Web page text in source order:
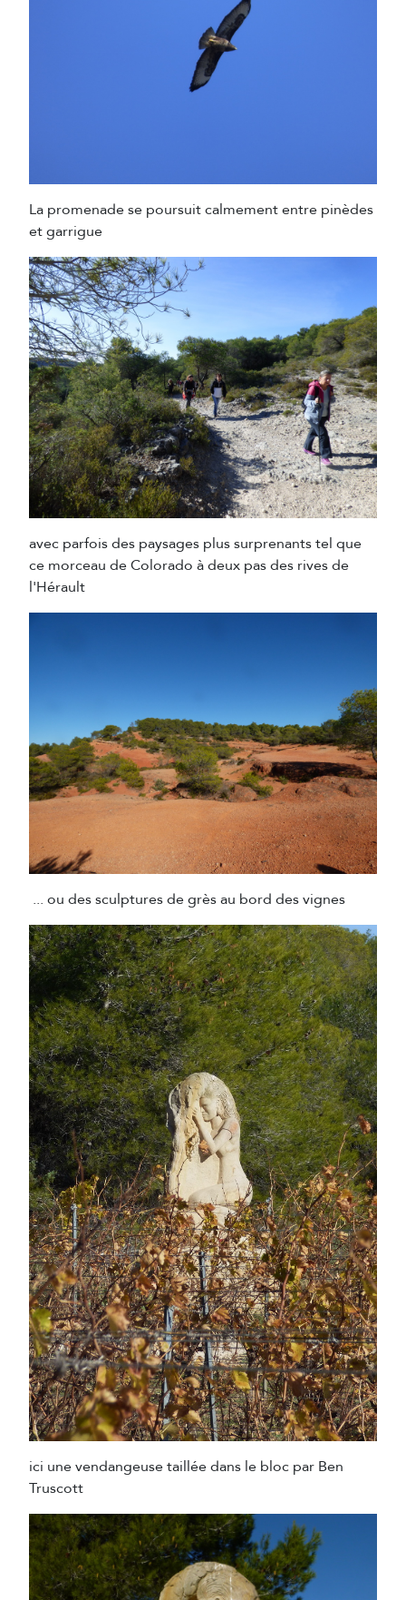
La promenade se poursuit calmement entre pinèdes
et garrigue
avec parfois des paysages plus surprenants tel que
ce morceau de Colorado à deux pas des rives de
l'Hérault
... ou des sculptures de grès au bord des vignes
ici une vendangeuse taillée dans le bloc par Ben
Truscott